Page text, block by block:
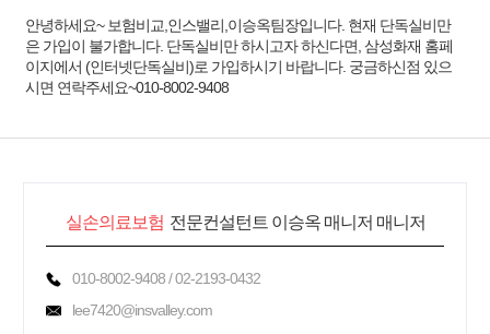
안녕하세요~ 보험비교,인스밸리,이승옥팀장입니다. 현재 단독실비만
은 가입이 불가합니다. 단독실비만 하시고자 하신다면, 삼성화재 홈페
이지에서 (인터넷단독실비)로 가입하시기 바랍니다. 궁금하신점 있으
시면 연락주세요~010-8002-9408
실손의료보험 전문컨설턴트 이승옥 매니저 매니저
010-8002-9408 / 02-2193-0432
lee7420@insvalley.com